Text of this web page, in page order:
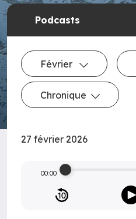
Podcasts
Février
Chronique
27 février 2026
00:00